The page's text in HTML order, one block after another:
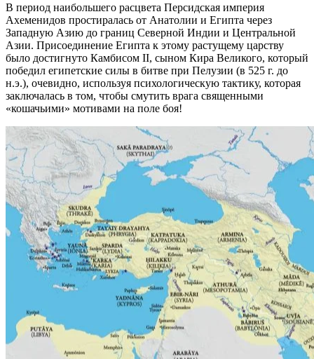
В период наибольшего расцвета Персидская империя
Ахеменидов простиралась от Анатолии и Египта через
Западную Азию до границ Северной Индии и Центральной
Азии. Присоединение Египта к этому растущему царству
было достигнуто Камбисом II, сыном Кира Великого, который
победил египетские силы в битве при Пелузии (в 525 г. до
н.э.), очевидно, используя психологическую тактику, которая
заключалась в том, чтобы смутить врага священными
«кошачьими» мотивами на поле боя!